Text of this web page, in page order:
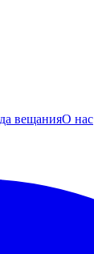
вещанияО нас